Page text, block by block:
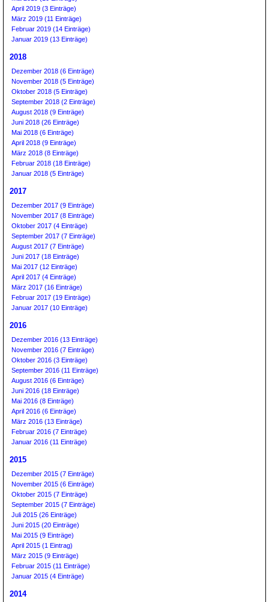
April 2019 (3 Einträge)
März 2019 (11 Einträge)
Februar 2019 (14 Einträge)
Januar 2019 (13 Einträge)
2018
Dezember 2018 (6 Einträge)
November 2018 (5 Einträge)
Oktober 2018 (5 Einträge)
September 2018 (2 Einträge)
August 2018 (9 Einträge)
Juni 2018 (26 Einträge)
Mai 2018 (6 Einträge)
April 2018 (9 Einträge)
März 2018 (8 Einträge)
Februar 2018 (18 Einträge)
Januar 2018 (5 Einträge)
2017
Dezember 2017 (9 Einträge)
November 2017 (8 Einträge)
Oktober 2017 (4 Einträge)
September 2017 (7 Einträge)
August 2017 (7 Einträge)
Juni 2017 (18 Einträge)
Mai 2017 (12 Einträge)
April 2017 (4 Einträge)
März 2017 (16 Einträge)
Februar 2017 (19 Einträge)
Januar 2017 (10 Einträge)
2016
Dezember 2016 (13 Einträge)
November 2016 (7 Einträge)
Oktober 2016 (3 Einträge)
September 2016 (11 Einträge)
August 2016 (6 Einträge)
Juni 2016 (18 Einträge)
Mai 2016 (8 Einträge)
April 2016 (6 Einträge)
März 2016 (13 Einträge)
Februar 2016 (7 Einträge)
Januar 2016 (11 Einträge)
2015
Dezember 2015 (7 Einträge)
November 2015 (6 Einträge)
Oktober 2015 (7 Einträge)
September 2015 (7 Einträge)
Juli 2015 (26 Einträge)
Juni 2015 (20 Einträge)
Mai 2015 (9 Einträge)
April 2015 (1 Eintrag)
März 2015 (9 Einträge)
Februar 2015 (11 Einträge)
Januar 2015 (4 Einträge)
2014